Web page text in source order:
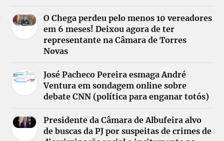
O Chega perdeu pelo menos 10 vereadores
em 6 meses! Deixou agora de ter
representante na Câmara de Torres
Novas
José Pacheco Pereira esmaga André
Ventura em sondagem online sobre
debate CNN (política para enganar totós)
Presidente da Câmara de Albufeira alvo
de buscas da PJ por suspeitas de crimes de